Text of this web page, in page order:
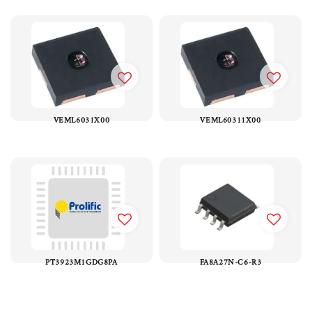
VEML6031X00 VEML60311X00
PT3923M1GDG8PA FA8A27N-C6-R3